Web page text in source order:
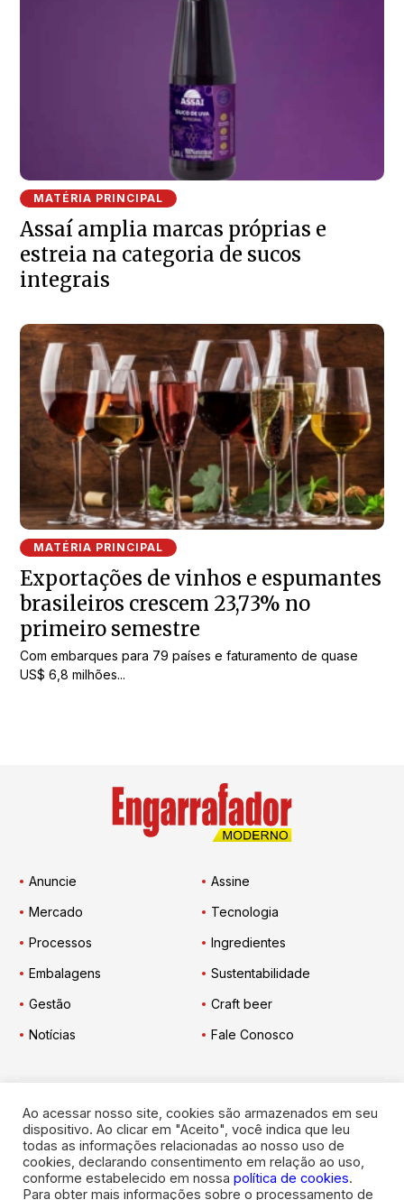
MATÉRIA PRINCIPAL
Assaí amplia marcas próprias e
estreia na categoria de sucos
integrais
MATÉRIA PRINCIPAL
Exportações de vinhos e espumantes
brasileiros crescem 23,73% no
primeiro semestre
Com embarques para 79 países e faturamento de quase
US$ 6,8 milhões...
Anuncie
Assine
Mercado
Tecnologia
Processos
Ingredientes
Embalagens
Sustentabilidade
Gestão
Craft beer
Notícias
Fale Conosco
Engarrafador Moderno nas Redes:
Ao acessar nosso site, cookies são armazenados em seu
dispositivo. Ao clicar em "Aceito", você indica que leu
todas as informações relacionadas ao nosso uso de
cookies, declarando consentimento em relação ao uso,
conforme estabelecido em nossa política de cookies.
Para obter mais informações sobre o processamento de